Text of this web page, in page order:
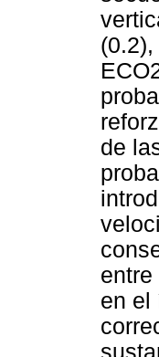
de
en el